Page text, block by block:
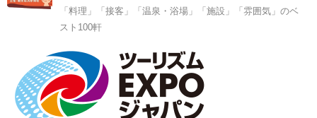
「料理」「接客」「温泉・浴場」「施設」「雰囲気」のベ
スト100軒